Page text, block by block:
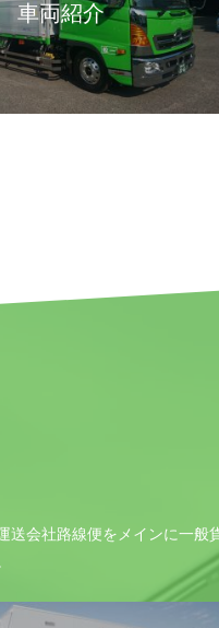
車両紹介
送会社路線便をメインに一